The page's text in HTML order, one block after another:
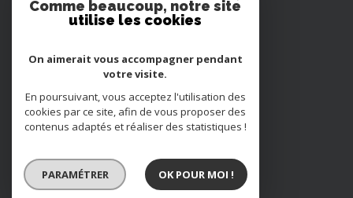
Extranet
Location vacances
Adhérents
Comme beaucoup, notre site
utilise les cookies
On aimerait vous accompagner pendant
votre visite.
En poursuivant, vous acceptez l'utilisation des
cookies par ce site, afin de vous proposer des
contenus adaptés et réaliser des statistiques !
PARAMÉTRER OK POUR MOI !